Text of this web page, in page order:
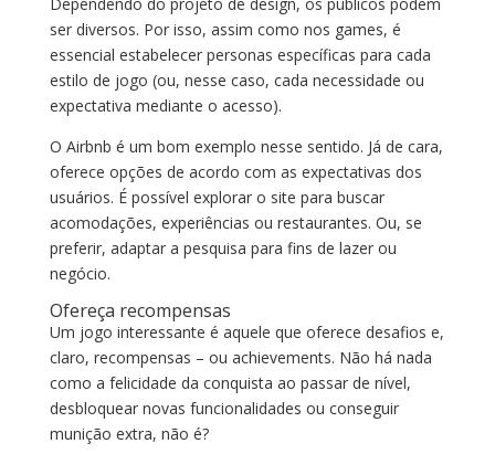
ser diversos. Por isso, assim como nos games, é
essencial estabelecer personas específicas para cada
estilo de jogo (ou, nesse caso, cada necessidade ou
expectativa mediante o acesso).
O Airbnb é um bom exemplo nesse sentido. Já de cara,
oferece opções de acordo com as expectativas dos
usuários. É possível explorar o site para buscar
acomodações, experiências ou restaurantes. Ou, se
preferir, adaptar a pesquisa para fins de lazer ou
negócio.
Ofereça recompensas
Um jogo interessante é aquele que oferece desafios e,
claro, recompensas – ou achievements. Não há nada
como a felicidade da conquista ao passar de nível,
desbloquear novas funcionalidades ou conseguir
munição extra, não é?